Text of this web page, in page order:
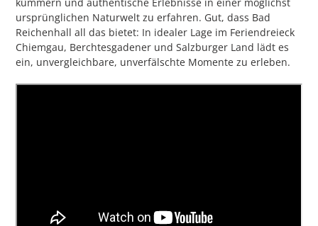
kümmern und authentische Erlebnisse in einer möglichst
ursprünglichen Naturwelt zu erfahren. Gut, dass Bad
Reichenhall all das bietet: In idealer Lage im Feriendreieck
Chiemgau, Berchtesgadener und Salzburger Land lädt es
ein, unvergleichbare, unverfälschte Momente zu erleben.